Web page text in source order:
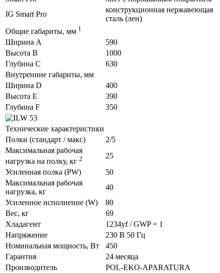
IG Smart Pro
конструкционная нержавеющая
сталь (лен)
Общие габариты, мм 1
Ширина A
590
Высота B
1000
Глубина C
630
Внутренние габариты, мм
Ширина D
400
Высота E
390
Глубина F
350
Технические характеристики
Полки (стандарт / макс)
2/5
Максимальная рабочая
нагрузка на полку, кг 2
25
Усиленная полка (PW)
50
Максимальная рабочая
нагрузка, кг
40
Усиленное исполнение (W)
80
Вес, кг
69
Хладагент
1234yf / GWP = 1
Напряжение
230 В 50 Гц
Номинальная мощность, Вт
450
Гарантия
24 месяца
Производитель
POL-EKO-APARATURA